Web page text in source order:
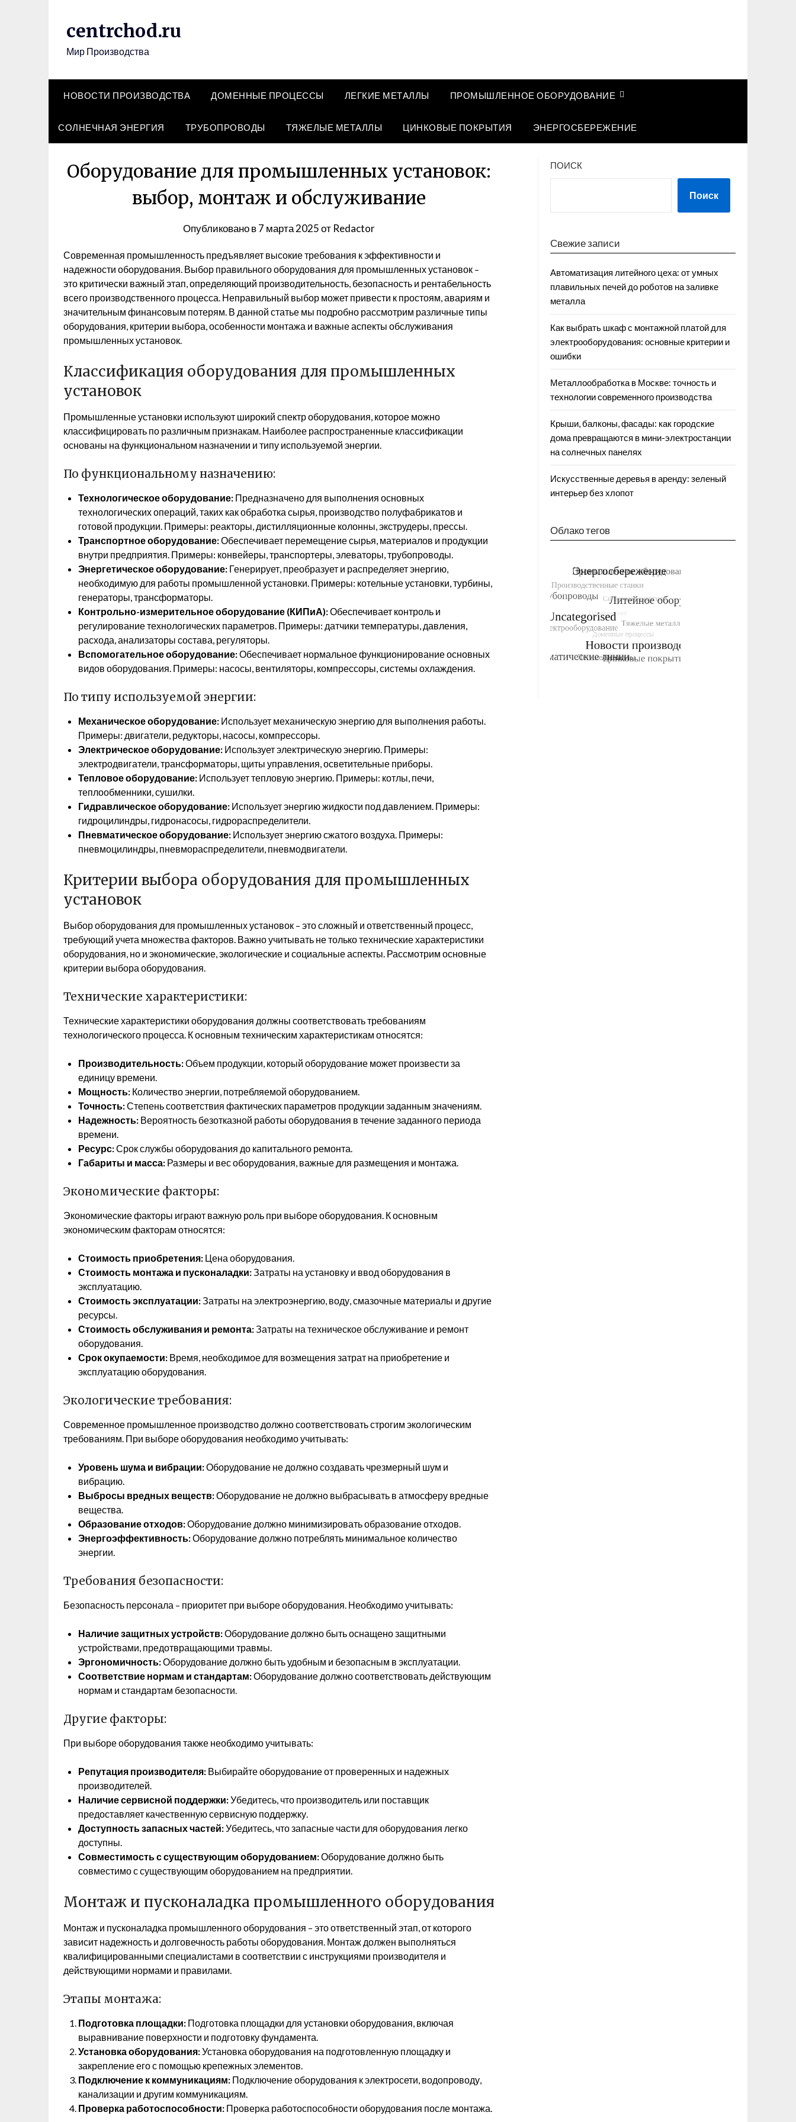
centrchod.ru
Мир Производства
НОВОСТИ ПРОИЗВОДСТВА ДОМЕННЫЕ ПРОЦЕССЫ ЛЕГКИЕ МЕТАЛЛЫ ПРОМЫШЛЕННОЕ ОБОРУДОВАНИЕ
СОЛНЕЧНАЯ ЭНЕРГИЯ ТРУБОПРОВОДЫ ТЯЖЕЛЫЕ МЕТАЛЛЫ ЦИНКОВЫЕ ПОКРЫТИЯ ЭНЕРГОСБЕРЕЖЕНИЕ
Оборудование для промышленных установок:
выбор, монтаж и обслуживание
Опубликовано в7 марта 2025от Redactor
Современная промышленность предъявляет высокие требования к эффективности и
надежности оборудования. Выбор правильного оборудования для промышленных установок –
это критически важный этап, определяющий производительность, безопасность и рентабельность
всего производственного процесса. Неправильный выбор может привести к простоям, авариям и
значительным финансовым потерям. В данной статье мы подробно рассмотрим различные типы
оборудования, критерии выбора, особенности монтажа и важные аспекты обслуживания
промышленных установок.
Классификация оборудования для промышленных
установок
Промышленные установки используют широкий спектр оборудования, которое можно
классифицировать по различным признакам. Наиболее распространенные классификации
основаны на функциональном назначении и типу используемой энергии.
По функциональному назначению:
Технологическое оборудование: Предназначено для выполнения основных
технологических операций, таких как обработка сырья, производство полуфабрикатов и
готовой продукции. Примеры: реакторы, дистилляционные колонны, экструдеры, прессы.
Транспортное оборудование:Обеспечивает перемещение сырья, материалов и продукции
внутри предприятия. Примеры: конвейеры, транспортеры, элеваторы, трубопроводы.
Энергетическое оборудование: Генерирует, преобразует и распределяет энергию,
необходимую для работы промышленной установки. Примеры: котельные установки, турбины,
генераторы, трансформаторы.
Контрольно-измерительное оборудование (КИПиА):Обеспечивает контроль и
регулирование технологических параметров. Примеры: датчики температуры, давления,
расхода, анализаторы состава, регуляторы.
Вспомогательное оборудование:Обеспечивает нормальное функционирование основных
видов оборудования. Примеры: насосы, вентиляторы, компрессоры, системы охлаждения.
По типу используемой энергии:
Механическое оборудование: Использует механическую энергию для выполнения работы.
Примеры: двигатели, редукторы, насосы, компрессоры.
Электрическое оборудование: Использует электрическую энергию. Примеры:
электродвигатели, трансформаторы, щиты управления, осветительные приборы.
Тепловое оборудование: Использует тепловую энергию. Примеры: котлы, печи,
теплообменники, сушилки.
Гидравлическое оборудование: Использует энергию жидкости под давлением. Примеры:
гидроцилиндры, гидронасосы, гидрораспределители.
Пневматическое оборудование: Использует энергию сжатого воздуха. Примеры:
пневмоцилиндры, пневмораспределители, пневмодвигатели.
Критерии выбора оборудования для промышленных
установок
Выбор оборудования для промышленных установок – это сложный и ответственный процесс,
требующий учета множества факторов. Важно учитывать не только технические характеристики
оборудования, но и экономические, экологические и социальные аспекты. Рассмотрим основные
критерии выбора оборудования.
Технические характеристики:
Технические характеристики оборудования должны соответствовать требованиям
технологического процесса. К основным техническим характеристикам относятся:
Производительность:Объем продукции, который оборудование может произвести за
единицу времени.
Мощность: Количество энергии, потребляемой оборудованием.
Точность:Степень соответствия фактических параметров продукции заданным значениям.
Надежность: Вероятность безотказной работы оборудования в течение заданного периода
времени.
Ресурс:Срок службы оборудования до капитального ремонта.
Габариты и масса: Размеры и вес оборудования, важные для размещения и монтажа.
Экономические факторы:
Экономические факторы играют важную роль при выборе оборудования. К основным
экономическим факторам относятся:
Стоимость приобретения: Цена оборудования.
Стоимость монтажа и пусконаладки:Затраты на установку и ввод оборудования в
эксплуатацию.
Стоимость эксплуатации:Затраты на электроэнергию, воду, смазочные материалы и другие
ресурсы.
Стоимость обслуживания и ремонта:Затраты на техническое обслуживание и ремонт
оборудования.
Срок окупаемости: Время, необходимое для возмещения затрат на приобретение и
эксплуатацию оборудования.
Экологические требования:
Современное промышленное производство должно соответствовать строгим экологическим
требованиям. При выборе оборудования необходимо учитывать:
Уровень шума и вибрации:Оборудование не должно создавать чрезмерный шум и
вибрацию.
Выбросы вредных веществ:Оборудование не должно выбрасывать в атмосферу вредные
вещества.
Образование отходов:Оборудование должно минимизировать образование отходов.
Энергоэффективность:Оборудование должно потреблять минимальное количество
энергии.
Требования безопасности:
Безопасность персонала – приоритет при выборе оборудования. Необходимо учитывать:
Наличие защитных устройств:Оборудование должно быть оснащено защитными
устройствами, предотвращающими травмы.
Эргономичность:Оборудование должно быть удобным и безопасным в эксплуатации.
Соответствие нормам и стандартам:Оборудование должно соответствовать действующим
нормам и стандартам безопасности.
Другие факторы:
При выборе оборудования также необходимо учитывать:
Репутация производителя: Выбирайте оборудование от проверенных и надежных
производителей.
Наличие сервисной поддержки:Убедитесь, что производитель или поставщик
предоставляет качественную сервисную поддержку.
Доступность запасных частей:Убедитесь, что запасные части для оборудования легко
доступны.
Совместимость с существующим оборудованием:Оборудование должно быть
совместимо с существующим оборудованием на предприятии.
Монтаж и пусконаладка промышленного оборудования
Монтаж и пусконаладка промышленного оборудования – это ответственный этап, от которого
зависит надежность и долговечность работы оборудования. Монтаж должен выполняться
квалифицированными специалистами в соответствии с инструкциями производителя и
действующими нормами и правилами.
Этапы монтажа:
Подготовка площадки: Подготовка площадки для установки оборудования, включая
выравнивание поверхности и подготовку фундамента.
Установка оборудования:Установка оборудования на подготовленную площадку и
закрепление его с помощью крепежных элементов.
Подключение к коммуникациям: Подключение оборудования к электросети, водопроводу,
канализации и другим коммуникациям.
Проверка работоспособности: Проверка работоспособности оборудования после монтажа.
ПОИСК
Поиск
Свежие записи
Автоматизация литейного цеха: от умных
плавильных печей до роботов на заливке
металла
Как выбрать шкаф с монтажной платой для
электрооборудования: основные критерии и
ошибки
Металлообработка в Москве: точность и
технологии современного производства
Крыши, балконы, фасады: как городские
дома превращаются в мини-электростанции
на солнечных панелях
Искусственные деревья в аренду: зеленый
интерьер без хлопот
Облако тегов